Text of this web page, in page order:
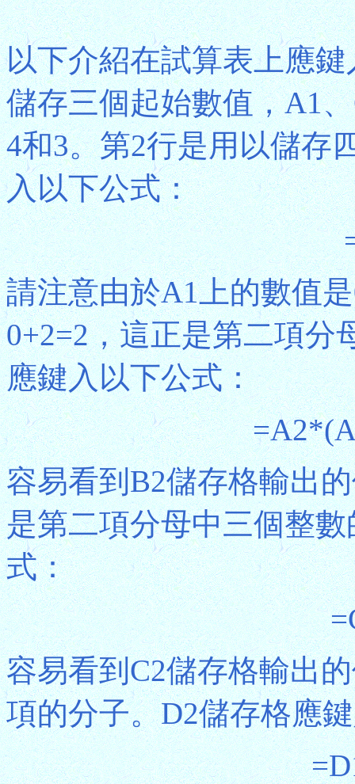
以下介紹在試算表上應
儲存三個起始數值，A1
4和3。第2行是用以儲存
入以下公式：
請注意由於A1上的數值
0+2=2，這正是第二項分
應鍵入以下公式：
容易看到B2儲存格輸出
是第二項分母中三個整
式：
容易看到C2儲存格輸出
項的分子。D2儲存格應